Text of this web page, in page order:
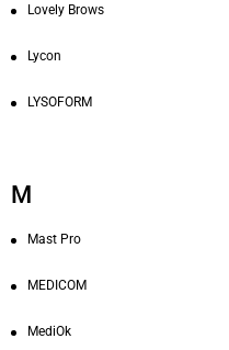
Lovely Brows
Lycon
LYSOFORM
M
Mast Pro
MEDICOM
MediOk